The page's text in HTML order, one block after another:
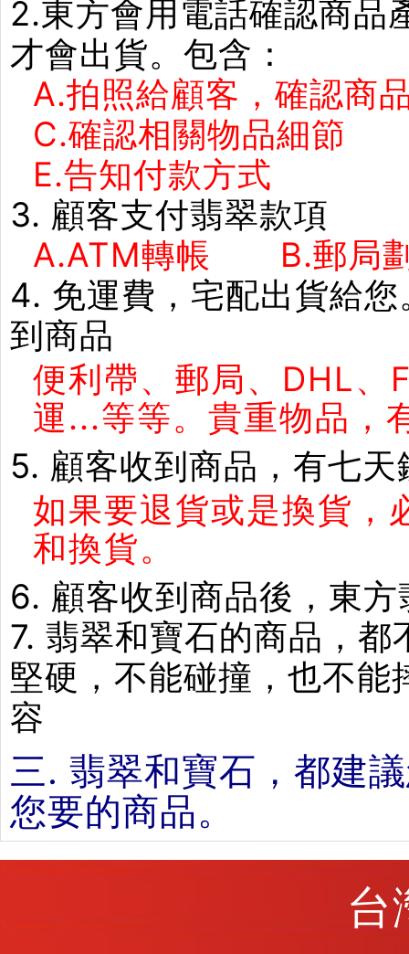
2.東方會用電話確認商品
才會出貨。包含：
A.拍照給顧客，確認商
C.確認相關物品細
E.告知付款方式 F.
3. 顧客支付翡翠款項
A.ATM轉帳 B.郵局劃
4. 免運費，宅配出貨給
到商品
便利帶、郵局、DHL、
運...等等。貴重物品，
5. 顧客收到商品，有七
如果要退貨或是換貨，
和換貨。
6. 顧客收到商品後，東
7. 翡翠和寶石的商品，
堅硬，不能碰撞，也不
容
三. 翡翠和寶石，都建
您要的商品。
台